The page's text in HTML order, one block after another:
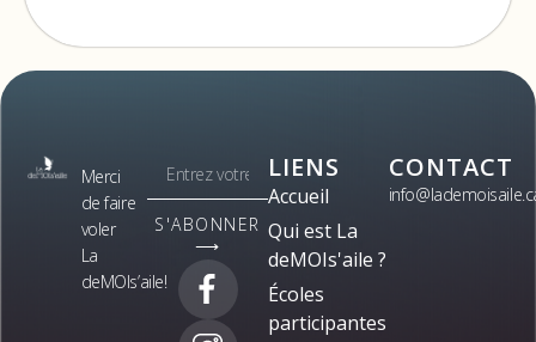
Merci
de faire
voler
La
deMOIs’aile!
S'ABONNER
⟶
LIENS
Accueil
Qui est La
deMOIs'aile ?
Écoles
participantes
CONTACT